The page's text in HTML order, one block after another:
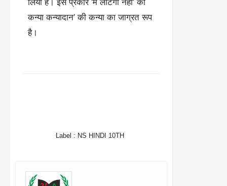
लिया है। इस प्रकार ‘मैं लौटॅगी नहीं’ की
कन्या कन्यादान’ की कन्या का जाग्रत रूप
है।
Label : NS HINDI 10TH